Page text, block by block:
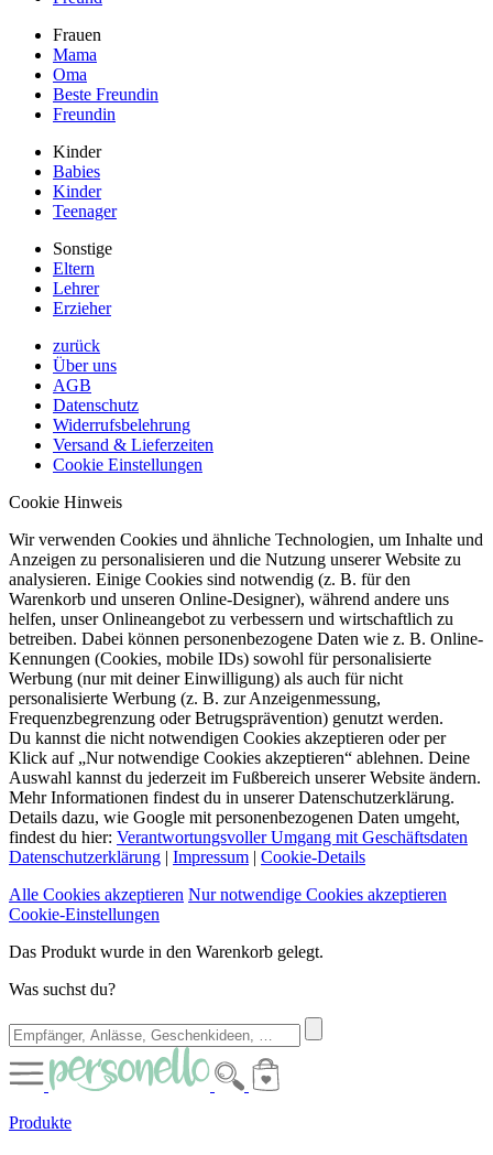
Frauen
Mama
Oma
Beste Freundin
Freundin
Kinder
Babies
Kinder
Teenager
Sonstige
Eltern
Lehrer
Erzieher
zurück
Über uns
AGB
Datenschutz
Widerrufsbelehrung
Versand & Lieferzeiten
Cookie Einstellungen
Cookie Hinweis
Wir verwenden Cookies und ähnliche Technologien, um Inhalte und
Anzeigen zu personalisieren und die Nutzung unserer Website zu
analysieren. Einige Cookies sind notwendig (z. B. für den
Warenkorb und unseren Online-Designer), während andere uns
helfen, unser Onlineangebot zu verbessern und wirtschaftlich zu
betreiben. Dabei können personenbezogene Daten wie z. B. Online-
Kennungen (Cookies, mobile IDs) sowohl für personalisierte
Werbung (nur mit deiner Einwilligung) als auch für nicht
personalisierte Werbung (z. B. zur Anzeigenmessung,
Frequenzbegrenzung oder Betrugsprävention) genutzt werden.
Du kannst die nicht notwendigen Cookies akzeptieren oder per
Klick auf „Nur notwendige Cookies akzeptieren“ ablehnen. Deine
Auswahl kannst du jederzeit im Fußbereich unserer Website ändern.
Mehr Informationen findest du in unserer Datenschutzerklärung.
Details dazu, wie Google mit personenbezogenen Daten umgeht,
findest du hier: Verantwortungsvoller Umgang mit Geschäftsdaten
Datenschutzerklärung | Impressum | Cookie-Details
Alle Cookies akzeptieren Nur notwendige Cookies akzeptieren
Cookie-Einstellungen
Das Produkt wurde in den Warenkorb gelegt.
Was suchst du?
Produkte